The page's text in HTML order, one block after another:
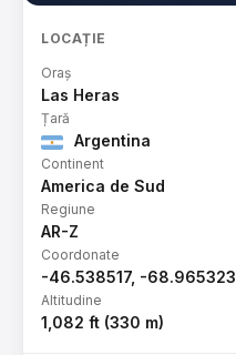
LOCAȚIE
Oraș
Las Heras
Țară
Argentina
Continent
America de Sud
Regiune
AR-Z
Coordonate
-46.538517, -68.965323
Altitudine
1,082 ft (330 m)